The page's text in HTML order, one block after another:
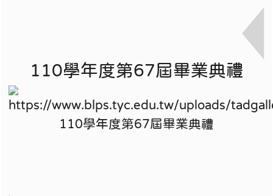
110學年度第67屆畢業典禮